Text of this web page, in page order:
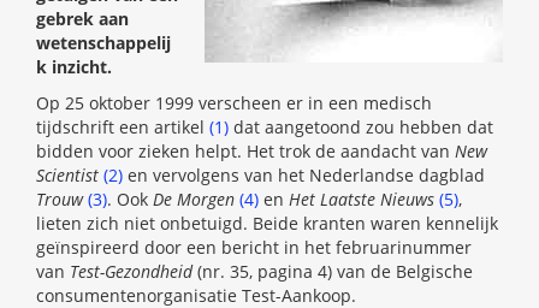
gebrek aan
wetenschappelij
k inzicht.
Op 25 oktober 1999 verscheen er in een medisch
tijdschrift een artikel (1) dat aangetoond zou hebben dat
bidden voor zieken helpt. Het trok de aandacht van New
Scientist (2) en vervolgens van het Nederlandse dagblad
Trouw (3). Ook De Morgen (4) en Het Laatste Nieuws (5),
lieten zich niet onbetuigd. Beide kranten waren kennelijk
geïnspireerd door een bericht in het februarinummer
van Test-Gezondheid(nr. 35, pagina 4) van de Belgische
consumentenorganisatie Test-Aankoop.